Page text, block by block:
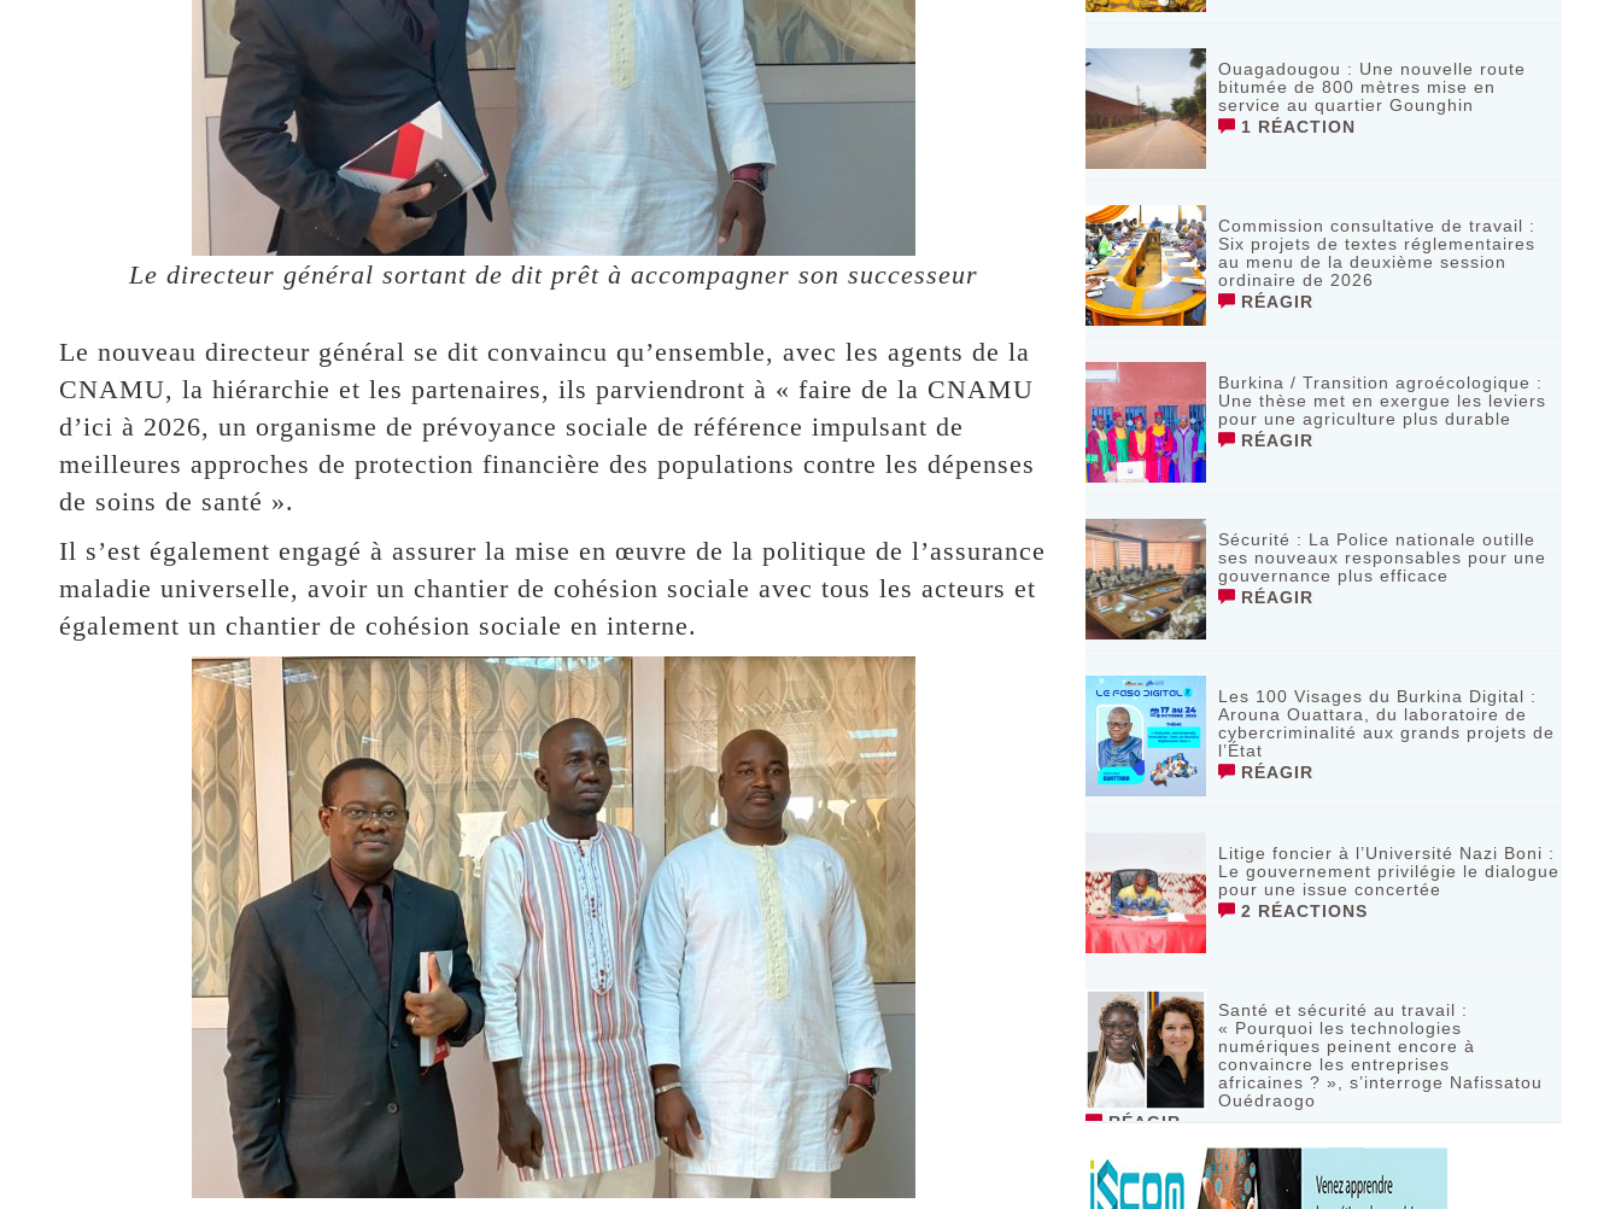
Le directeur général sortant de dit prêt à accompagner son successeur
Le nouveau directeur général se dit convaincu qu’ensemble, avec les agents de la
CNAMU, la hiérarchie et les partenaires, ils parviendront à « faire de la CNAMU
d’ici à 2026, un organisme de prévoyance sociale de référence impulsant de
meilleures approches de protection financière des populations contre les dépenses
de soins de santé ».
Il s’est également engagé à assurer la mise en œuvre de la politique de l’assurance
maladie universelle, avoir un chantier de cohésion sociale avec tous les acteurs et
également un chantier de cohésion sociale en interne.
Ouagadougou : Une nouvelle route
bitumée de 800 mètres mise en
service au quartier Gounghin
1 RÉACTION
Commission consultative de travail :
Six projets de textes réglementaires
au menu de la deuxième session
ordinaire de 2026
RÉAGIR
Burkina / Transition agroécologique :
Une thèse met en exergue les leviers
pour une agriculture plus durable
RÉAGIR
Sécurité : La Police nationale outille
ses nouveaux responsables pour une
gouvernance plus efficace
RÉAGIR
Les 100 Visages du Burkina Digital :
Arouna Ouattara, du laboratoire de
cybercriminalité aux grands projets de
l’État
RÉAGIR
Litige foncier à l’Université Nazi Boni :
Le gouvernement privilégie le dialogue
pour une issue concertée
2 RÉACTIONS
Santé et sécurité au travail :
« Pourquoi les technologies
numériques peinent encore à
convaincre les entreprises
africaines ? », s’interroge Nafissatou
Ouédraogo
RÉAGIR